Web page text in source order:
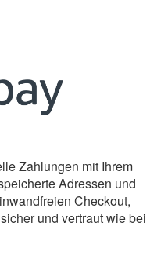
Zahlungen mit Ihrem
Adressen und
Checkout,
und vertraut wie bei